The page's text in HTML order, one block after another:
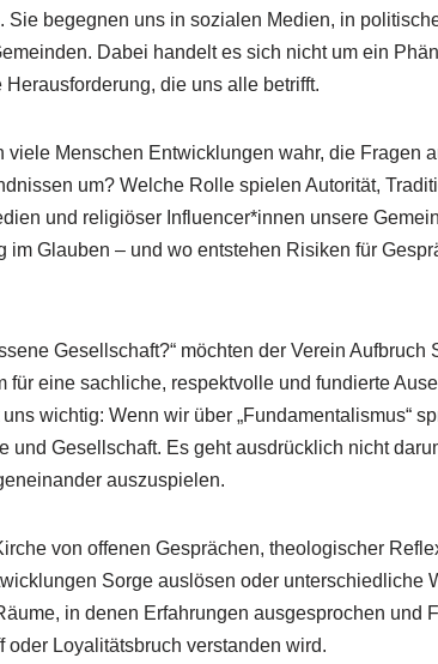
begegnen uns in sozialen Medien, in
Dabei handelt es sich nicht um ein
die uns alle betrifft.
Menschen Entwicklungen wahr, die Fragen
um? Welche Rolle spielen Autorität,
und religiöser Influencer*innen unsere
im Glauben – und wo entstehen Risiken für
Gesellschaft?“ möchten der Verein Aufbruch
für eine sachliche, respektvolle und fundierte
wichtig: Wenn wir über „Fundamentalismus“
und Gesellschaft. Es geht ausdrücklich nicht
auszuspielen.
von offenen Gesprächen, theologischer
Sorge auslösen oder unterschiedliche
in denen Erfahrungen ausgesprochen und
oder Loyalitätsbruch verstanden wird.